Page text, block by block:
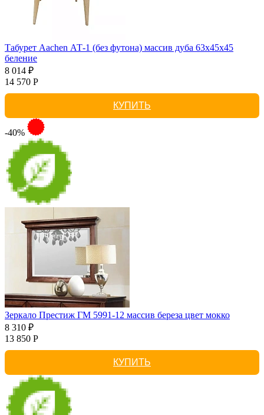
Табурет Aachen АТ-1 (без футона) массив дуба 63х45х45
беление
8 014 ₽
14 570 Р
КУПИТЬ
-40%
Зеркало Престиж ГМ 5991-12 массив береза цвет мокко
8 310 ₽
13 850 Р
КУПИТЬ